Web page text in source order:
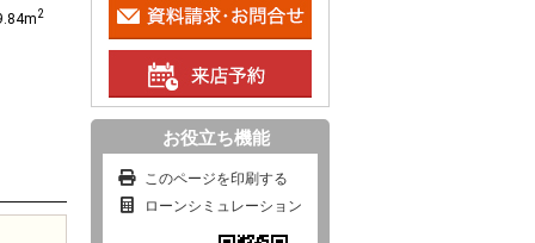
2
お役立ち機能
このページを印刷する
ローンシミュレーション